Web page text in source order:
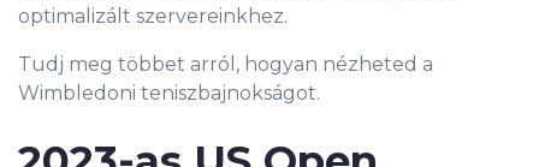
optimalizált szervereinkhez.
Tudj meg többet arról, hogyan nézheted a
Wimbledoni teniszbajnokságot.